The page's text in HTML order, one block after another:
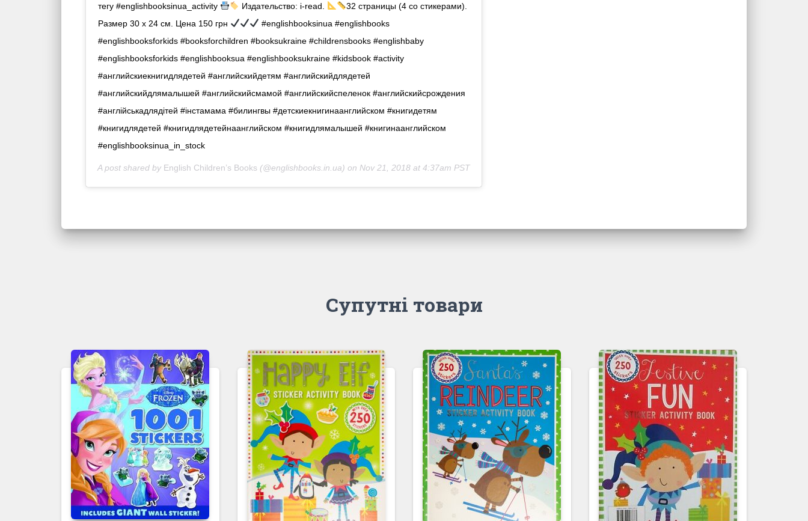
тегу #englishbooksinua_activity
Издательство: i-read.
32 страницы (4 со стикерами).
Размер 30 x 24 см. Цена 150 грн
#englishbooksinua #englishbooks
#englishbooksforkids #booksforchildren #booksukraine #childrensbooks #englishbaby
#englishbooksforkids #englishbooksua #englishbooksukraine #kidsbook #activity
#английскиекнигидлядетей #английскийдетям #английскийдлядетей
#английскийдлямалышей #английскийсмамой #английскийспеленок #английскийсрождения
#англійськадлядітей #iнстамама #билингвы #детскиекнигинаанглийском #книгидетям
#книгидлядетей #книгидлядетейнаанглийском #книгидлямалышей #книгинаанглийском
#englishbooksinua_in_stock
A post shared by English Children’s Books (@englishbooks.in.ua) on Nov 21, 2018 at 4:37am PST
Супутні товари